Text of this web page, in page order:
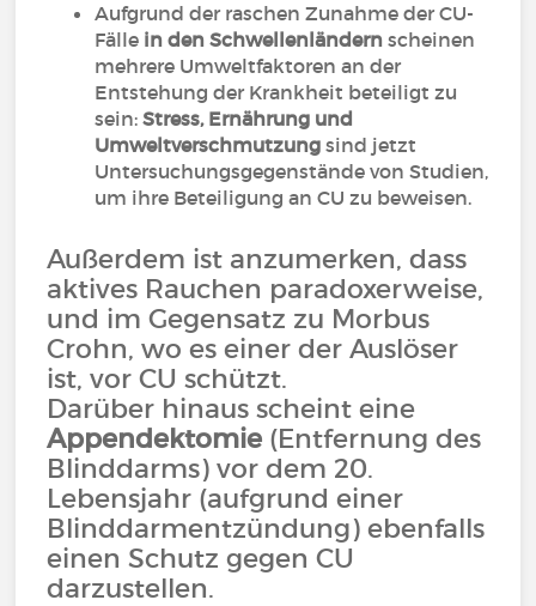
Aufgrund der raschen Zunahme der CU-
Fälle in den Schwellenländern scheinen
mehrere Umweltfaktoren an der
Entstehung der Krankheit beteiligt zu
sein:Stress, Ernährung und
Umweltverschmutzung sind jetzt
Untersuchungsgegenstände von Studien,
um ihre Beteiligung an CU zu beweisen.
Außerdem ist anzumerken, dass
aktives Rauchen paradoxerweise,
und im Gegensatz zu Morbus
Crohn, wo es einer der Auslöser
ist, vor CU schützt.
Darüber hinaus scheint eine
Appendektomie (Entfernung des
Blinddarms) vor dem 20.
Lebensjahr (aufgrund einer
Blinddarmentzündung) ebenfalls
einen Schutz gegen CU
darzustellen.